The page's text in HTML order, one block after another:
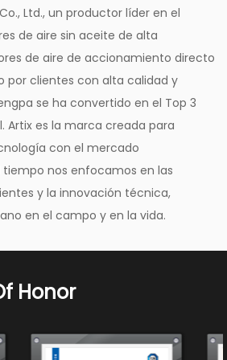
de contaminación por aceite
sino que también
más ecológico y sostenible.
aceite y emisiones reducidos,
a proteger el medio
tiempo cumple con los
de calidad del aire.
la eficiencia es primordial y
diseñado para maximizarla.
HP y una potencia de
ofrece un rendimiento
pueden disfrutar de los
asociados.
Ltd., un productor líder en el
de aire sin aceite de alta
de aire de accionamiento directo
por clientes con alta calidad y
se ha convertido en el Top 3
Artix es la marca creada para
con el mercado
nos enfocamos en las
y la innovación técnica,
en el campo y en la vida.
Honor